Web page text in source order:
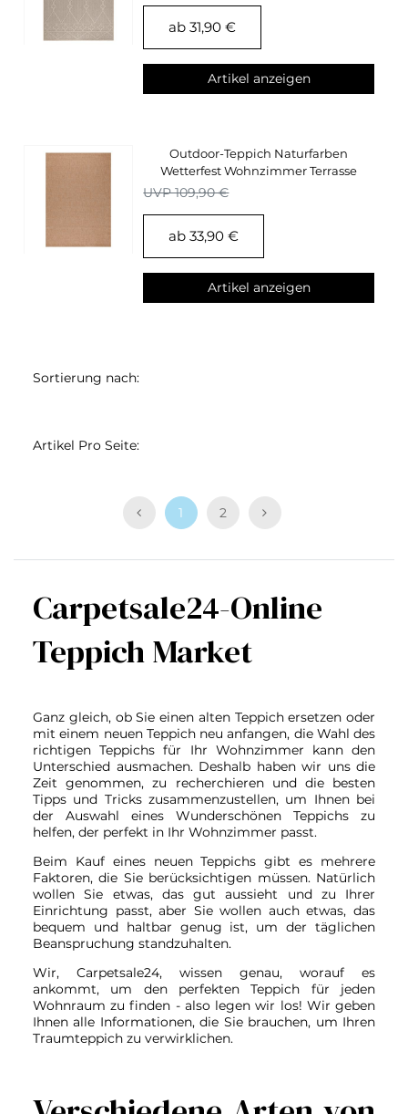
ab 31,90 €
Artikel anzeigen
Outdoor-Teppich Naturfarben
Wetterfest Wohnzimmer Terrasse
Balkon Küchenteppich
UVP 109,90 €
ab 33,90 €
Artikel anzeigen
Sortierung nach:
Artikel Pro Seite:
1 2
Carpetsale24-Online
Teppich Market
Ganz gleich, ob Sie einen alten Teppich ersetzen oder
mit einem neuen Teppich neu anfangen, die Wahl des
richtigen Teppichs für Ihr Wohnzimmer kann den
Unterschied ausmachen. Deshalb haben wir uns die
Zeit genommen, zu recherchieren und die besten
Tipps und Tricks zusammenzustellen, um Ihnen bei
der Auswahl eines Wunderschönen Teppichs zu
helfen, der perfekt in Ihr Wohnzimmer passt.
Beim Kauf eines neuen Teppichs gibt es mehrere
Faktoren, die Sie berücksichtigen müssen. Natürlich
wollen Sie etwas, das gut aussieht und zu Ihrer
Einrichtung passt, aber Sie wollen auch etwas, das
bequem und haltbar genug ist, um der täglichen
Beanspruchung standzuhalten.
Wir, Carpetsale24, wissen genau, worauf es
ankommt, um den perfekten Teppich für jeden
Wohnraum zu finden - also legen wir los! Wir geben
Ihnen alle Informationen, die Sie brauchen, um Ihren
Traumteppich zu verwirklichen.